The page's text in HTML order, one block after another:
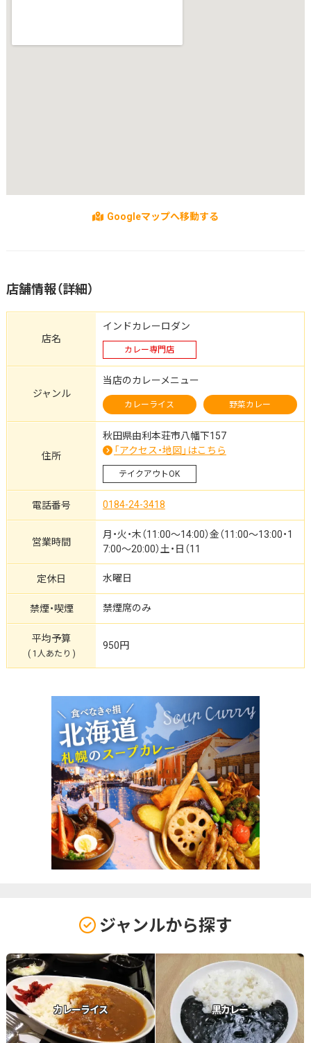
Googleマップへ移動する
店舗情報（詳細）
店名
インドカレーロダン
カレー専門店
ジャンル
当店のカレーメニュー
カレーライス 野菜カレー
住所
秋田県由利本荘市八幡下157
「アクセス・地図」はこちら
テイクアウトOK
電話番号 0184-24-3418
営業時間
月・火・木（11:00～14:00）金（11:00～13:00・1
7:00～20:00）土・日（11
定休日 水曜日
禁煙・喫煙 禁煙席のみ
平均予算
( 1人あたり )
950円
ジャンルから探す
カレーライス 黒カレー